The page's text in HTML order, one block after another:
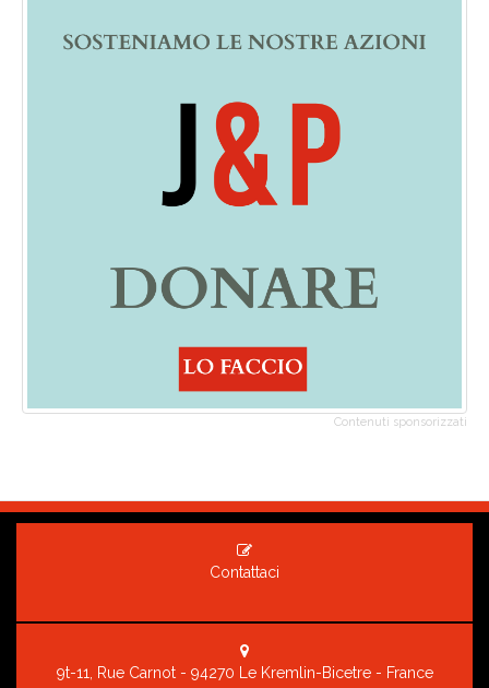
Contenuti sponsorizzati
Contattaci
9t-11, Rue Carnot - 94270 Le Kremlin-Bicetre - France